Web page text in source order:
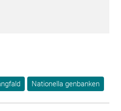
Nationella genbanken